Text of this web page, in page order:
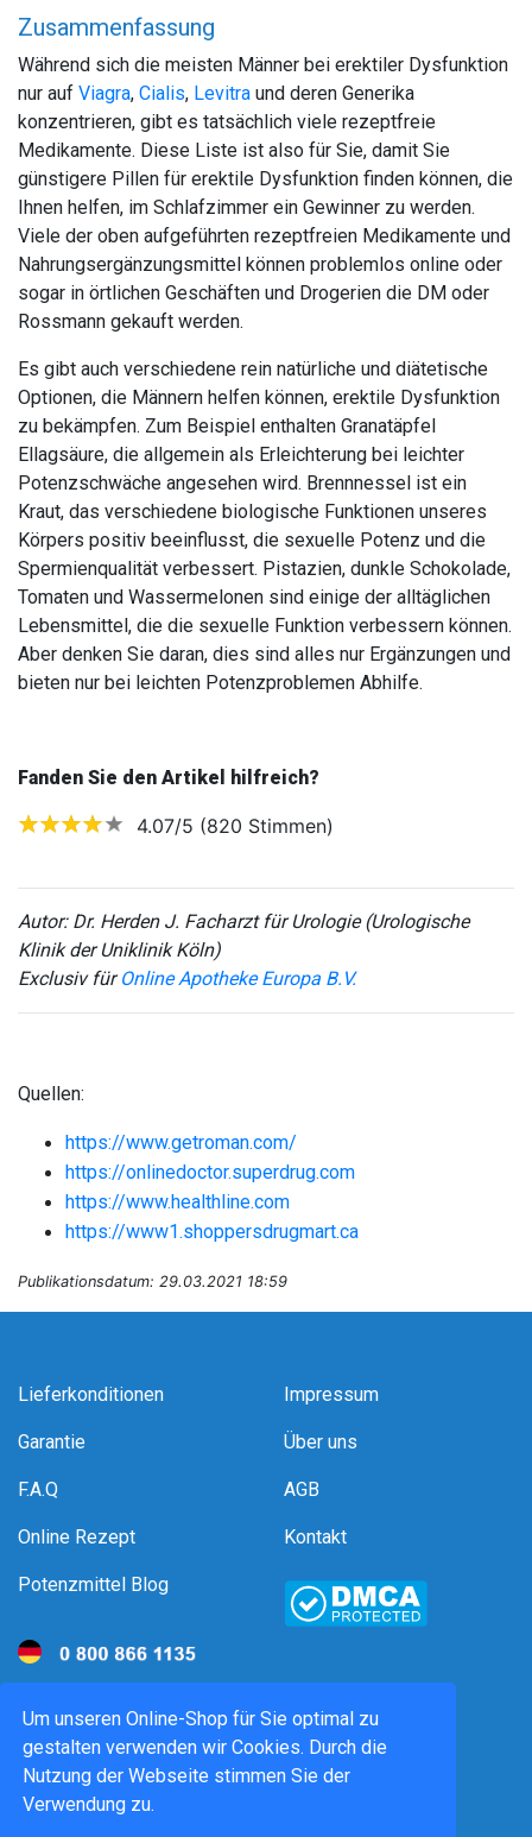
Um unseren Online-Shop für Sie optimal zu
gestalten verwenden wir Cookies. Durch die
Nutzung der Webseite stimmen Sie der
Verwendung zu.
Zusammenfassung
Während sich die meisten Männer bei erektiler Dysfunktion
nur auf Viagra, Cialis, Levitra und deren Generika
konzentrieren, gibt es tatsächlich viele rezeptfreie
Medikamente. Diese Liste ist also für Sie, damit Sie
günstigere Pillen für erektile Dysfunktion finden können, die
Ihnen helfen, im Schlafzimmer ein Gewinner zu werden.
Viele der oben aufgeführten rezeptfreien Medikamente und
Nahrungsergänzungsmittel können problemlos online oder
sogar in örtlichen Geschäften und Drogerien die DM oder
Rossmann gekauft werden.
Es gibt auch verschiedene rein natürliche und diätetische
Optionen, die Männern helfen können, erektile Dysfunktion
zu bekämpfen. Zum Beispiel enthalten Granatäpfel
Ellagsäure, die allgemein als Erleichterung bei leichter
Potenzschwäche angesehen wird. Brennnessel ist ein
Kraut, das verschiedene biologische Funktionen unseres
Körpers positiv beeinflusst, die sexuelle Potenz und die
Spermienqualität verbessert. Pistazien, dunkle Schokolade,
Tomaten und Wassermelonen sind einige der alltäglichen
Lebensmittel, die die sexuelle Funktion verbessern können.
Aber denken Sie daran, dies sind alles nur Ergänzungen und
bieten nur bei leichten Potenzproblemen Abhilfe.
Fanden Sie den Artikel hilfreich?
4.07/5 (820 Stimmen)
Autor: Dr. Herden J. Facharzt für Urologie (Urologische
Klinik der Uniklinik Köln)
Exclusiv fürOnline Apotheke Europa B.V.
Quellen:
https://www.getroman.com/
https://onlinedoctor.superdrug.com
https://www.healthline.com
https://www1.shoppersdrugmart.ca
Publikationsdatum: 29.03.2021 18:59
Lieferkonditionen
Garantie
F.A.Q
Online Rezept
Potenzmittel Blog
Impressum
Über uns
AGB
Kontakt
09:00 – 18:00 Uhr